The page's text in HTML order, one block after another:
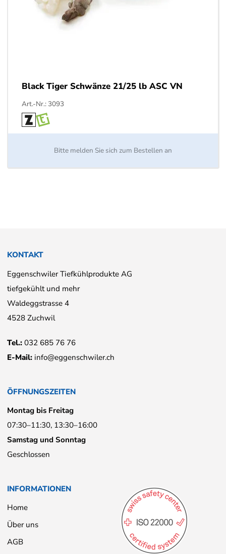
Black Tiger Schwänze 21/25 lb ASC VN
Art.-Nr.: 3093
Bitte melden Sie sich zum Bestellen an
KONTAKT
Eggenschwiler Tiefkühlprodukte AG
tiefgekühlt und mehr
Waldeggstrasse 4
4528 Zuchwil
Tel.: 032 685 76 76
E-Mail: info@eggenschwiler.ch
ÖFFNUNGSZEITEN
Montag bis Freitag
07:30–11:30, 13:30–16:00
Samstag und Sonntag
Geschlossen
INFORMATIONEN
Home
Über uns
AGB